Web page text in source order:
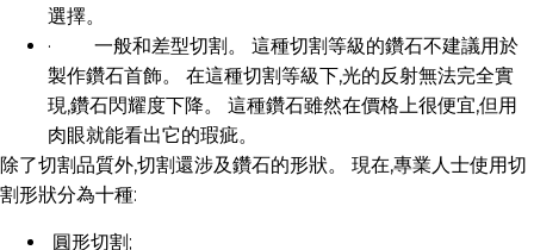
選擇。
· 一般和差型切割。 這種切割等級的鑽石不建議用於
製作鑽石首飾。 在這種切割等級下,光的反射無法完全實
現,鑽石閃耀度下降。 這種鑽石雖然在價格上很便宜,但用
肉眼就能看出它的瑕疵。
除了切割品質外,切割還涉及鑽石的形狀。 現在,專業人士使用切
割形狀分為十種:
圓形切割;